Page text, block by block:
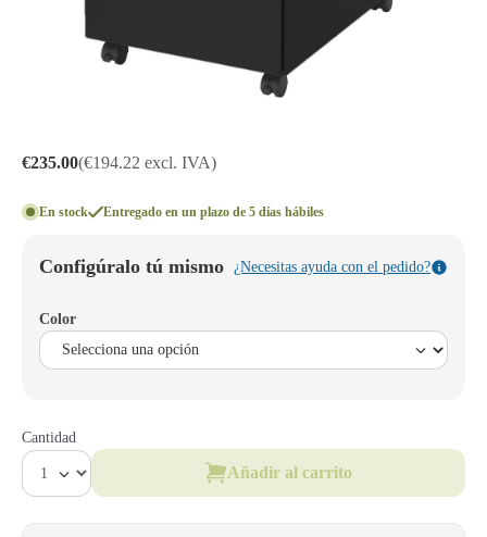
€235.00(€194.22 excl. IVA)
En stock Entregado en un plazo de 5 días hábiles
Configúralo tú mismo ¿Necesitas ayuda con el pedido?
Color
Cantidad
Añadir al carrito